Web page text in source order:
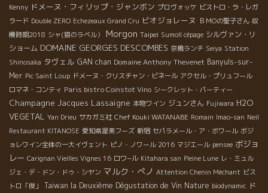
Kenny ドメーヌ・フィリップ・ジャンボン プロヴォッケ ビストロ・ラ・レガ
ラード Double ZERO Echezeaux Grand Cru ビオジョレーヌ ＢＭОの聖子さん 収
穫時期2018 シャ(猫のラベル） Morgon Taipei Sumoll cépage シルヴァン・リ
ショーム DOMAINE GEORGES DESCOMBES 京橋ランチ Seiya Station
Shinosaka タヴェル GAN chan Domaine Anthony Thevenet Banyuls-sur-
Mer Pic Saint Loup ドメーヌ・クリスチャン・ビネール アクセル・プリュフール
ロマネ・コンティ Paris bistro Coinstot Vino シークレット・パーティー
Champagne Jacques Lassaigne 本物ワイン ジュンさん Fujiwara H2O
VEGETAL Yan Drieu サカガミ社 Chef Kouki WATANABE Romain Imao-san Neil
Restaurant KITANOSE 愛知県渥美フーズ 新宿 セパラメール・ア・ボワール ボジ
ョレワイン全体の一大イヴェント ピノ・ノワール 2016 マジエール pensee ボジョ
レー Carignan Vieilles Vignes 16 ロワ−ル Kitahara san Pleine Lune レ・ミュル
ジェ・デ・ドン・ドゥ・シヤン マルク・ぺノ Attention Chenin Méchant ビス
トロ「俊」
Taiwan la Deuxième Dégustation de Vin Nature biodynamic ド